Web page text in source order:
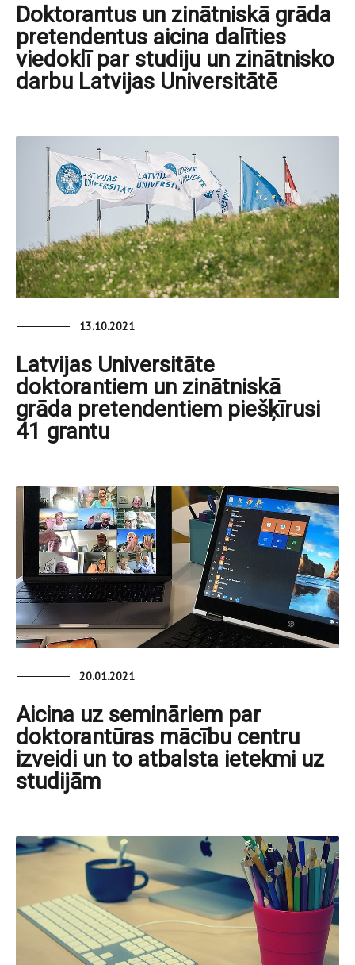
Doktorantus un zinātniskā grāda
pretendentus aicina dalīties
viedoklī par studiju un zinātnisko
darbu Latvijas Universitātē
13.10.2021
Latvijas Universitāte
doktorantiem un zinātniskā
grāda pretendentiem piešķīrusi
41 grantu
20.01.2021
Aicina uz semināriem par
doktorantūras mācību centru
izveidi un to atbalsta ietekmi uz
studijām